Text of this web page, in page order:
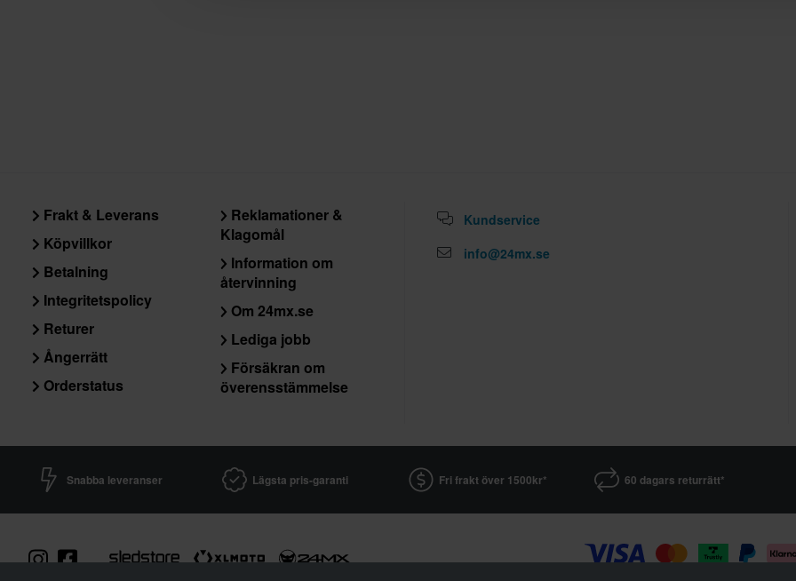
Frakt & Leverans
Köpvillkor
Betalning
Integritetspolicy
Returer
Ångerrätt
Orderstatus
Reklamationer &
Klagomål
Information om
återvinning
Om 24mx.se
Lediga jobb
Försäkran om
överensstämmelse
Kundservice
info@24mx.se
Snabba leveranser Lägsta pris-garanti Fri frakt över 1500kr* 60 dagars returrätt*